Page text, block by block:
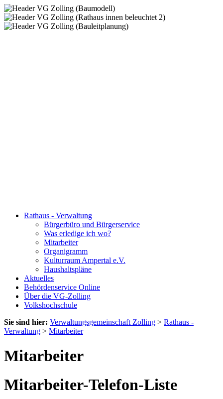
Rathaus - Verwaltung
Bürgerbüro und Bürgerservice
Was erledige ich wo?
Mitarbeiter
Organigramm
Kulturraum Ampertal e.V.
Haushaltspläne
Aktuelles
Behördenservice Online
Über die VG-Zolling
Volkshochschule
Sie sind hier: Verwaltungsgemeinschaft Zolling > Rathaus -
Verwaltung > Mitarbeiter
Mitarbeiter
Mitarbeiter-Telefon-Liste